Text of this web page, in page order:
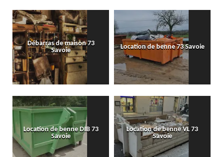
Débarras de maison 73
Savoie
Location de benne 73 Savoie
Location de benne DIB 73
Savoie
Location de benne VL 73
Savoie